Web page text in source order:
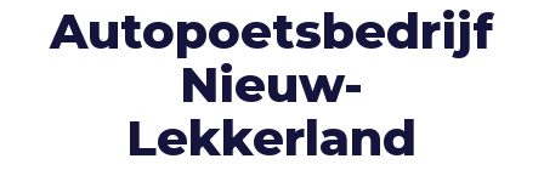
Autopoetsbedrijf
Nieuw-
Lekkerland